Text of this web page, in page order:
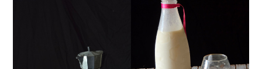
MUG CAKE AL
CIOCCOLATO
MANDORLITO